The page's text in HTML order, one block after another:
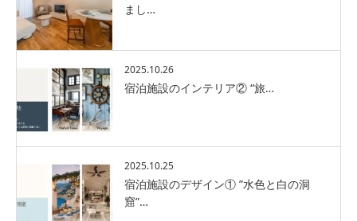
まし…
2025.10.26
宿泊施設のインテリア② “旅…
2025.10.25
宿泊施設のデザイン① ”水色と白の洞
窟”…